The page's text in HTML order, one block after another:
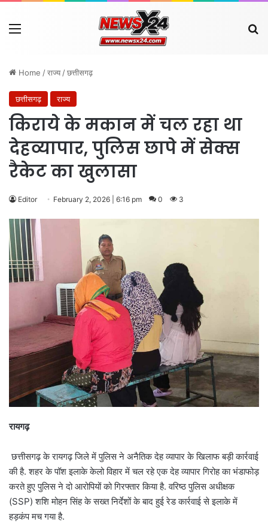
Menu
Home /राज्य /छत्तीसगढ़
छत्तीसगढ़ राज्य
किराये के मकान में चल रहा था
देहव्यापार, पुलिस छापे में सेक्स
रैकेट का खुलासा
Editor February 2, 2026 | 6:16 pm 0 3
रायगढ़
छत्तीसगढ़ के रायगढ़ जिले में पुलिस ने अनैतिक देह व्यापार के खिलाफ बड़ी कार्रवाई
की है. शहर के पॉश इलाके केलो विहार में चल रहे एक देह व्यापार गिरोह का भंडाफोड़
करते हुए पुलिस ने दो आरोपियों को गिरफ्तार किया है. वरिष्ठ पुलिस अधीक्षक
(SSP) शशि मोहन सिंह के सख्त निर्देशों के बाद हुई रेड कार्रवाई से इलाके में
हड़कंप मच गया है.